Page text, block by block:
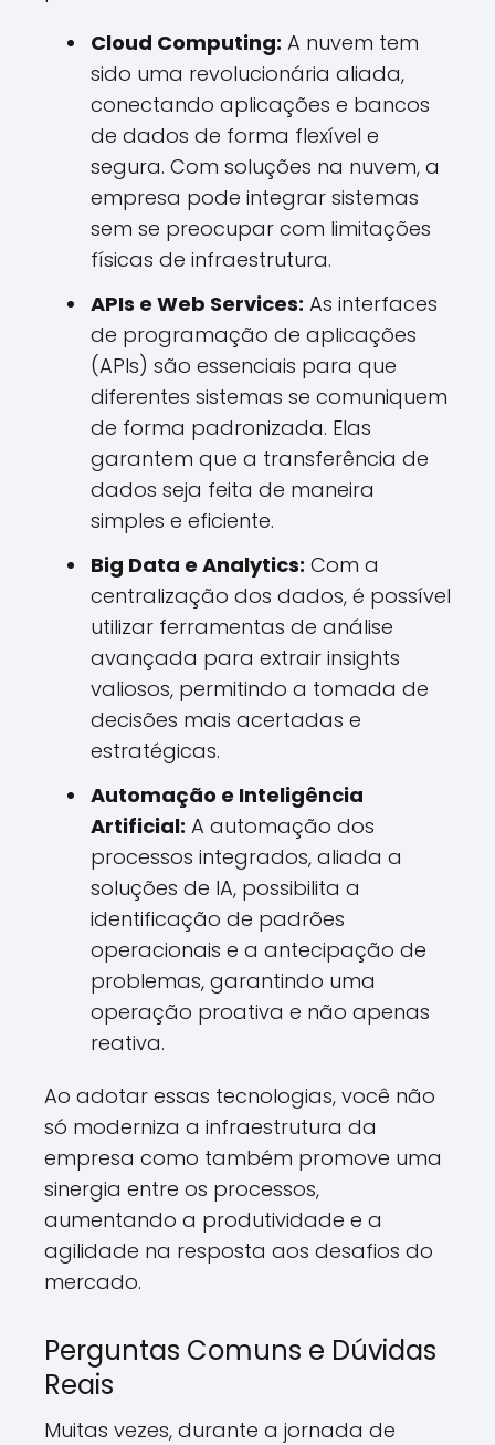
Cloud Computing: A nuvem tem
sido uma revolucionária aliada,
conectando aplicações e bancos
de dados de forma flexível e
segura. Com soluções na nuvem, a
empresa pode integrar sistemas
sem se preocupar com limitações
físicas de infraestrutura.
APIs e Web Services: As interfaces
de programação de aplicações
(APIs) são essenciais para que
diferentes sistemas se comuniquem
de forma padronizada. Elas
garantem que a transferência de
dados seja feita de maneira
simples e eficiente.
Big Data e Analytics: Com a
centralização dos dados, é possível
utilizar ferramentas de análise
avançada para extrair insights
valiosos, permitindo a tomada de
decisões mais acertadas e
estratégicas.
Automação e Inteligência
Artificial: A automação dos
processos integrados, aliada a
soluções de IA, possibilita a
identificação de padrões
operacionais e a antecipação de
problemas, garantindo uma
operação proativa e não apenas
reativa.
Ao adotar essas tecnologias, você não
só moderniza a infraestrutura da
empresa como também promove uma
sinergia entre os processos,
aumentando a produtividade e a
agilidade na resposta aos desafios do
mercado.
Perguntas Comuns e Dúvidas
Reais
Muitas vezes, durante a jornada de